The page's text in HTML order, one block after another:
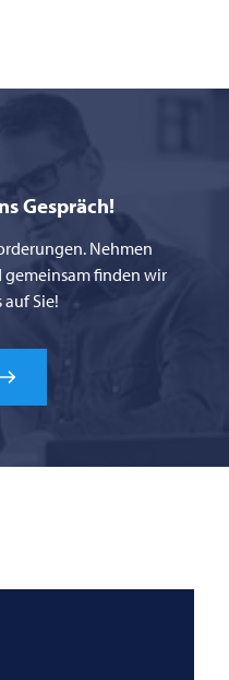
Gespräch!
Nehmen
finden wir
Sie!